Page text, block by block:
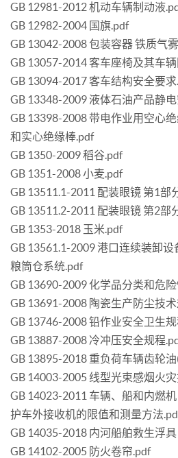
GB 12981-2012 机动车辆制动液
GB 12982-2004 国旗.pdf
GB 13042-2008 包装容器 铁质气
GB 13057-2014 客车座椅及其车
GB 13094-2017 客车结构安全要
GB 13348-2009 液体石油产品静
GB 13398-2008 带电作业用空心
和实心绝缘棒.pdf
GB 1350-2009 稻谷.pdf
GB 1351-2008 小麦.pdf
GB 13511.1-2011 配装眼镜 第1部
GB 13511.2-2011 配装眼镜 第2部
GB 1353-2018 玉米.pdf
GB 13561.1-2009 港口连续装卸
粮筒仓系统.pdf
GB 13690-2009 化学品分类和危
GB 13691-2008 陶瓷生产防尘技
GB 13746-2008 铅作业安全卫生
GB 13887-2008 冷冲压安全规程
GB 13895-2018 重负荷车辆齿轮油
GB 14003-2005 线型光束感烟火
GB 14023-2011 车辆、船和内燃
护车外接收机的限值和测量方法
GB 14035-2018 内河船舶救生浮
GB 14102-2005 防火卷帘.pdf